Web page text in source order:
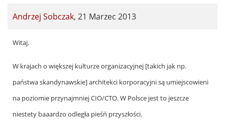
Andrzej Sobczak, 21 Marzec 2013
In
by
Jarek
Żeliński
Witaj.
W krajach o większej kulturze organizacyjnej [takich jak np.
państwa skandynawskie] architekci korporacyjni są umiejscowieni
na poziomie przynajmniej CIO/CTO. W Polsce jest to jeszcze
niestety baaardzo odległa pieśń przyszłości.